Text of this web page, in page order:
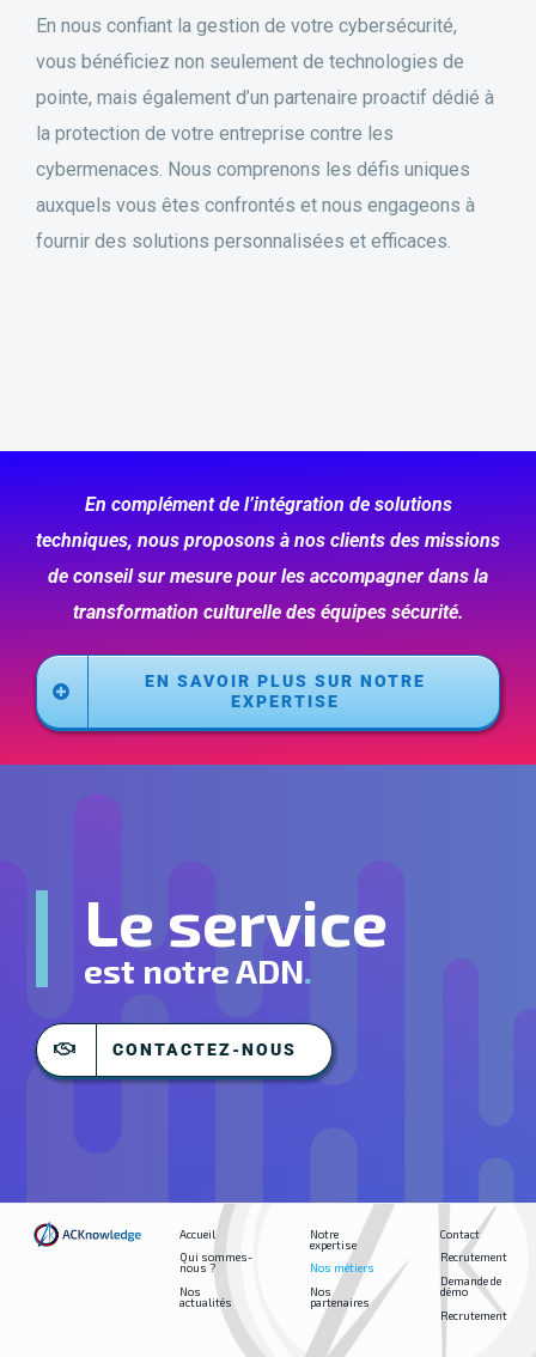
En nous confiant la gestion de votre cybersécurité,
vous bénéficiez non seulement de technologies de
pointe, mais également d’un partenaire proactif dédié à
la protection de votre entreprise contre les
cybermenaces. Nous comprenons les défis uniques
auxquels vous êtes confrontés et nous engageons à
fournir des solutions personnalisées et efficaces.
En complément de l’intégration de solutions
techniques, nous proposons à nos clients des missions
de conseil sur mesure pour les accompagner dans la
transformation culturelle des équipes sécurité.
EN SAVOIR PLUS SUR NOTRE
EXPERTISE
Le service
est notre ADN.
CONTACTEZ-NOUS
Accueil
Qui sommes-
nous ?
Nos
actualités
Notre
expertise
Nos métiers
Nos
partenaires
Contact
Recrutement
Demande de
démo
Recrutement